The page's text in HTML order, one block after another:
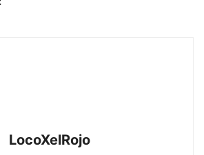
LocoXelRojo